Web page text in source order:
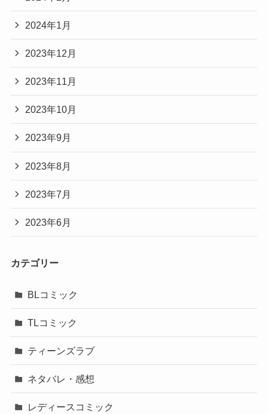
2024年1月
2023年12月
2023年11月
2023年10月
2023年9月
2023年8月
2023年7月
2023年6月
カテゴリー
BLコミック
TLコミック
ティーンズラブ
ネタバレ・感想
レディースコミック